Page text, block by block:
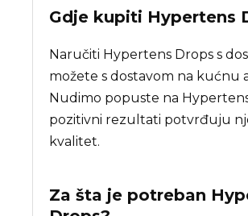
Gdje kupiti Hypertens
Naručiti Hypertens Drops s
možete s dostavom na kućnu
Nudimo popuste na
pozitivni rezultati potvrđuju
kvalitet.
Za šta je potreban